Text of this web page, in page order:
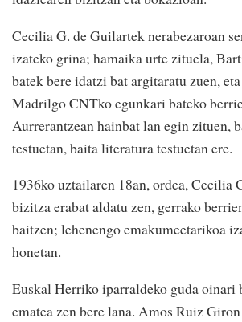
Cecilia G. de Guilartek nerabezaroan
izateko grina; hamaika urte zituela,
batek bere idatzi bat argitaratu zuen,
Madrilgo CNTko egunkari bateko
Aurrerantzean hainbat lan egin zituen,
testuetan, baita literatura testuetan ere.
1936ko uztailaren 18an, ordea, Cecilia
bizitza erabat aldatu zen, gerrako
baitzen; lehenengo emakumeetarikoa
honetan.
Euskal Herriko iparraldeko guda oinari
ematea zen bere lana. Amos Ruiz